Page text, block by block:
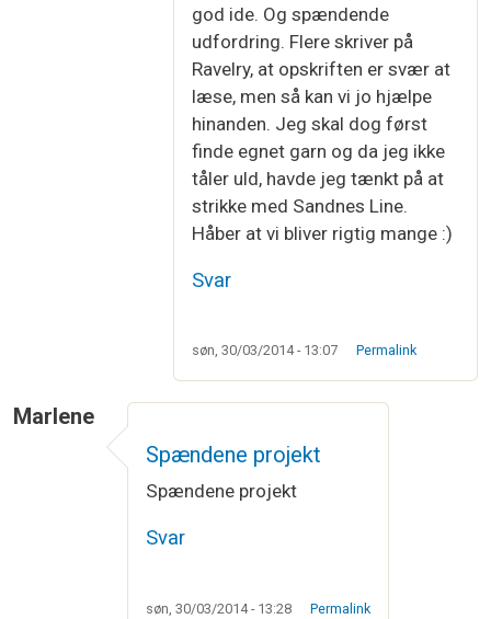
god ide. Og spændende
udfordring. Flere skriver på
Ravelry, at opskriften er svær at
læse, men så kan vi jo hjælpe
hinanden. Jeg skal dog først
finde egnet garn og da jeg ikke
tåler uld, havde jeg tænkt på at
strikke med Sandnes Line.
Håber at vi bliver rigtig mange :)
Svar
søn, 30/03/2014 - 13:07 Permalink
Marlene
Spændene projekt
Spændene projekt
Svar
søn, 30/03/2014 - 13:28 Permalink